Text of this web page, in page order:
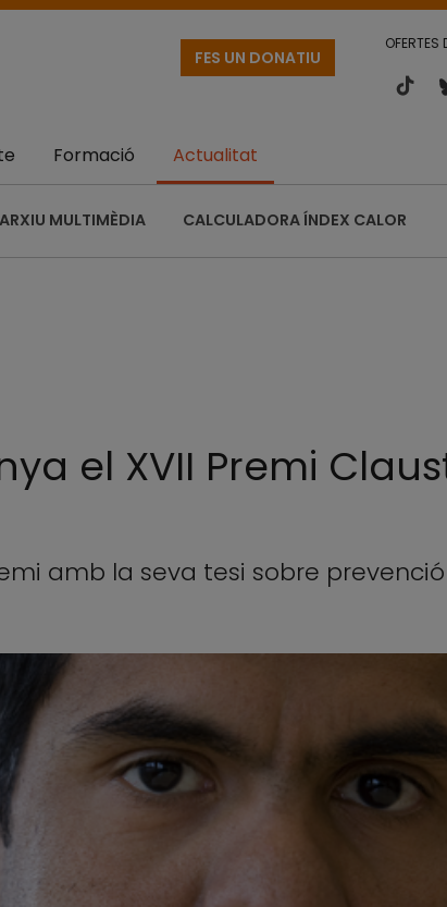
OFERTES
FES UN DONATIU
Formació Actualitat
ARXIU MULTIMÈDIA CALCULADORA ÍNDEX CALOR
el XVII Premi
amb la seva tesi sobre